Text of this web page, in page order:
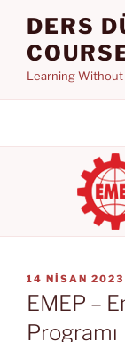
DERS
Learning Without
YAYIM
TARIHI
14 NISAN 2023
EMEP –
Programı